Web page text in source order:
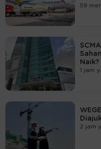
59
Naik?
1 jam
2 jam